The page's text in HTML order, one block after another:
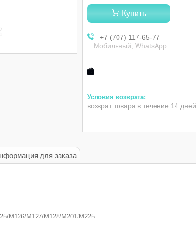
Купить
+7 (707) 117-65-77
Мобильный, WhatsApp
возврат товара в течение 14 дней
для заказа
M126/M127/M128/M201/M225